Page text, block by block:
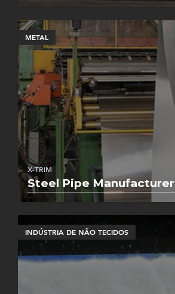
METAL
X-TRIM
Steel Pipe Manufacturer
INDÚSTRIA DE NÃO TECIDOS